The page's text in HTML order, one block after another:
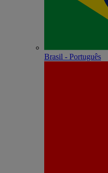
Brasil - Português